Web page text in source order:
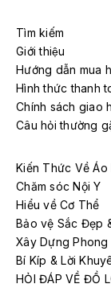
Tìm kiếm
Giới thiệu
Hướng dẫn mua
Hình thức thanh
Chính sách giao
Câu hỏi thường
Kiến Thức Về Áo
Chăm sóc Nội Y
Hiểu về Cơ Thể
Bảo vệ Sắc Đẹp
Xây Dựng Phong
Bí Kíp & Lời
HỎI ĐÁP VỀ ĐỒ